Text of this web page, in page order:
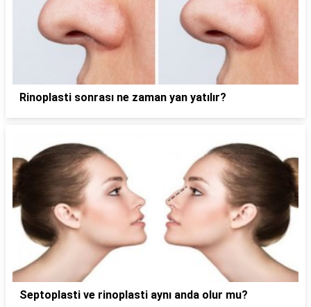
Rinoplasti sonrası ne zaman yan yatılır?
Septoplasti ve rinoplasti aynı anda olur mu?